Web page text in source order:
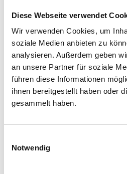
Diese Webseite verwendet
Wir verwenden Cookies, um
soziale Medien anbieten zu
analysieren. Außerdem geben
an unsere Partner für soziale
führen diese Informationen
ihnen bereitgestellt haben oder
gesammelt haben.
Notwendig
Betriebssystemen
und MacOS
(12)
6 Assistive bzw.
Technologien für